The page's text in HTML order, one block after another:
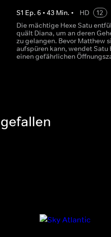
S1 Ep.6 •43 Min. • HD
12
Die mächtige Hexe Satu
quält Diana, um an deren
zu gelangen. Bevor Matthew
aufspüren kann, wendet Satu
einen gefährlichen